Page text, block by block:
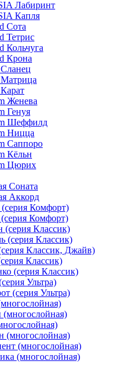
Лабиринт
Капля
Сота
Тетрис
Кольчуга
Крона
Женева
Генуя
Шеффилд
Ницца
Саппоро
Кёльн
Цюрих
Соната
Аккорд
(серия Комфорт)
(серия Комфорт)
(серия Классик)
(серия Классик)
Классик, Джайв)
Классик)
(серия Классик)
Ультра)
(серия Ультра)
(многослойная)
(многослойная)
(многослойная)
(многослойная)